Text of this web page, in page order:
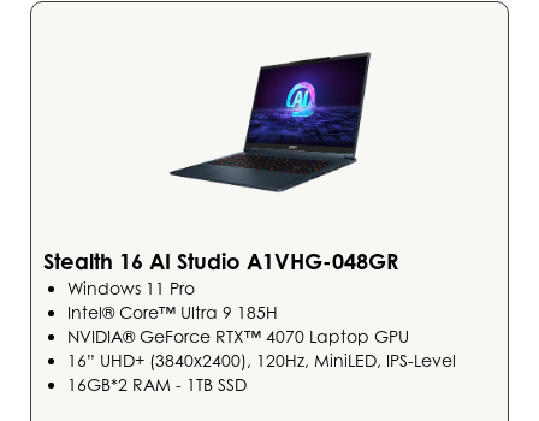
Stealth 16 AI Studio A1VHG-048GR
Windows 11 Pro
Intel® Core™ Ultra 9 185H
NVIDIA® GeForce RTX™ 4070 Laptop GPU
16” UHD+ (3840x2400), 120Hz, MiniLED, IPS-Level
16GB*2 RAM - 1TB SSD